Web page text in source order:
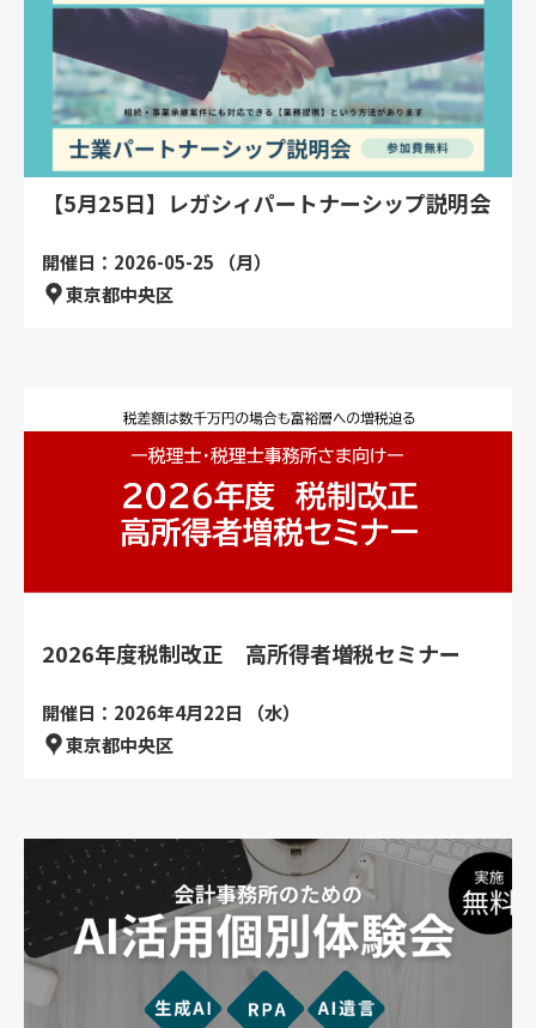
【5月25日】レガシィパートナーシップ説明会
開催日：2026-05-25 （月）
東京都中央区
2026年度税制改正 高所得者増税セミナー
開催日：2026年4月22日 （水）
東京都中央区